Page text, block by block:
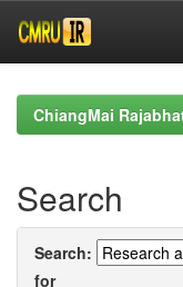
navigationChiangMai
Search
Search:
for